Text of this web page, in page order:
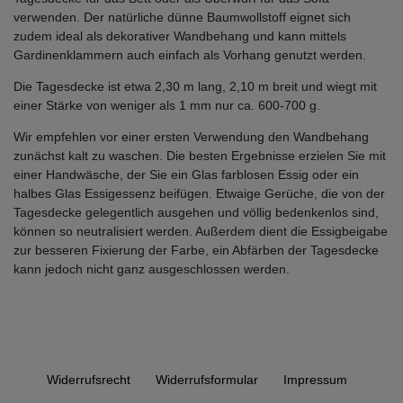
verwenden. Der natürliche dünne Baumwollstoff eignet sich
zudem ideal als dekorativer Wandbehang und kann mittels
Gardinenklammern auch einfach als Vorhang genutzt werden.
Die Tagesdecke ist etwa 2,30 m lang, 2,10 m breit und wiegt mit
einer Stärke von weniger als 1 mm nur ca. 600-700 g.
Wir empfehlen vor einer ersten Verwendung den Wandbehang
zunächst kalt zu waschen. Die besten Ergebnisse erzielen Sie mit
einer Handwäsche, der Sie ein Glas farblosen Essig oder ein
halbes Glas Essigessenz beifügen. Etwaige Gerüche, die von der
Tagesdecke gelegentlich ausgehen und völlig bedenkenlos sind,
können so neutralisiert werden. Außerdem dient die Essigbeigabe
zur besseren Fixierung der Farbe, ein Abfärben der Tagesdecke
kann jedoch nicht ganz ausgeschlossen werden.
Widerrufs­recht Widerrufs­formular Impressum